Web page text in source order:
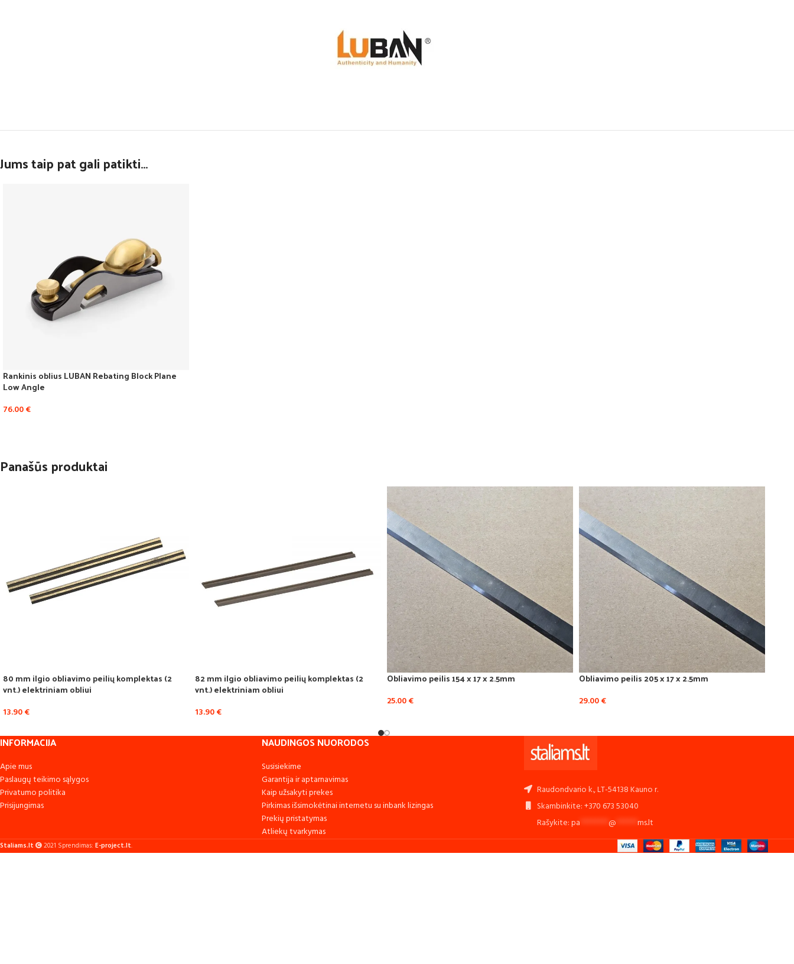
Jums taip pat gali patikti…
Rankinis oblius LUBAN Rebating Block Plane
Low Angle
76.00€
Panašūs produktai
80 mm ilgio obliavimo peilių komplektas (2
vnt.) elektriniam obliui
13.90€
82 mm ilgio obliavimo peilių komplektas (2
vnt.) elektriniam obliui
13.90€
Obliavimo peilis 154 x 17 x 2.5mm
25.00€
Obliavimo peilis 205 x 17 x 2.5mm
29.00€
INFORMACIJA
Apie mus
Paslaugų teikimo sąlygos
Privatumo politika
Prisijungimas
NAUDINGOS NUORODOS
Susisiekime
Garantija ir aptarnavimas
Kaip užsakyti prekes
Pirkimas išsimokėtinai internetu su inbank lizingas
Prekių pristatymas
Atliekų tvarkymas
Raudondvario k., LT-54138 Kauno r.
Skambinkite: +370 673 53040
Rašykite:pa ******** @ ****** ms.lt
Staliams.lt 2021 Sprendimas: E-project.lt.